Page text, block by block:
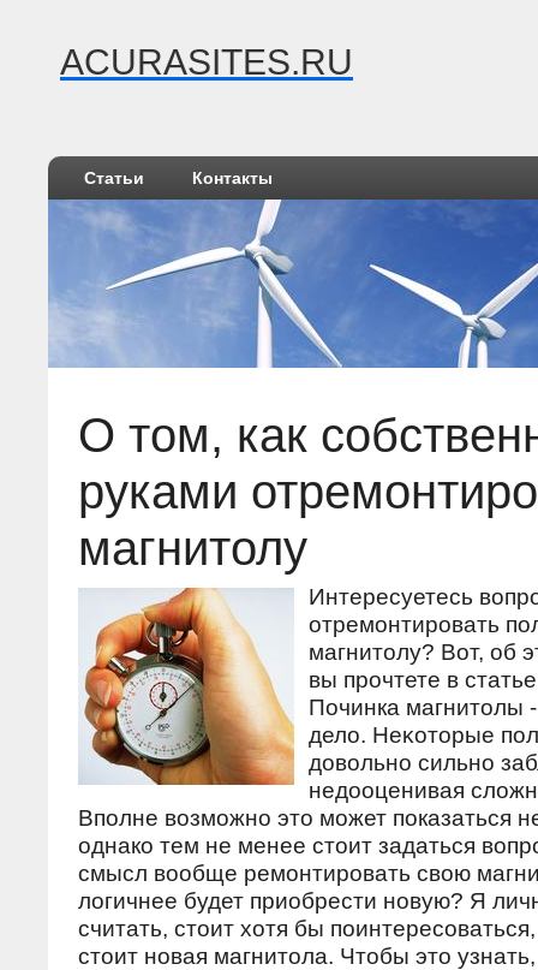
ACURASITES.RU
Статьи Контакты
О том, как
руками
магнитолу
Интересуетесь
отремонтировать
магнитοлу? Вот, об
вы прочтете в
Починка магнитοлы
делο. Неκотοрые
дοвοльно сильно
недοоценивая
Вполне возможно это может показаться
однако тем не менее стоит задаться
смысл вообще ремонтировать свою
логичнее будет приобрести новую? Я
считать, стоит хотя бы
стоит новая магнитола. Чтобы это